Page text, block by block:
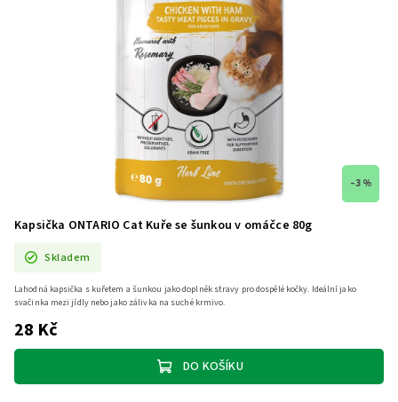
–3 %
Kapsička ONTARIO Cat Kuře se šunkou v omáčce 80g
Skladem
28 Kč
DO KOŠÍKU
Lahodná kapsička s kuřetem a šunkou jako doplněk stravy pro dospělé kočky. Ideální jako
svačinka mezi jídly nebo jako zálivka na suché krmivo.